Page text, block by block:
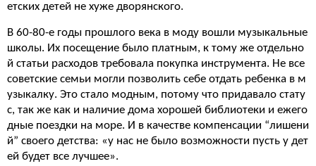
етских детей не хуже дворянского.
В 60-80-е годы прошлого века в моду вошли музыкальные
школы. Их посещение было платным, к тому же отдельно
й статьи расходов требовала покупка инструмента. Не все
советские семьи могли позволить себе отдать ребенка в м
узыкалку. Это стало модным, потому что придавало стату
с, так же как и наличие дома хорошей библиотеки и ежего
дные поездки на море. И в качестве компенсации “лишени
й” своего детства: «у нас не было возможности пусть у дет
ей будет все лучшее».